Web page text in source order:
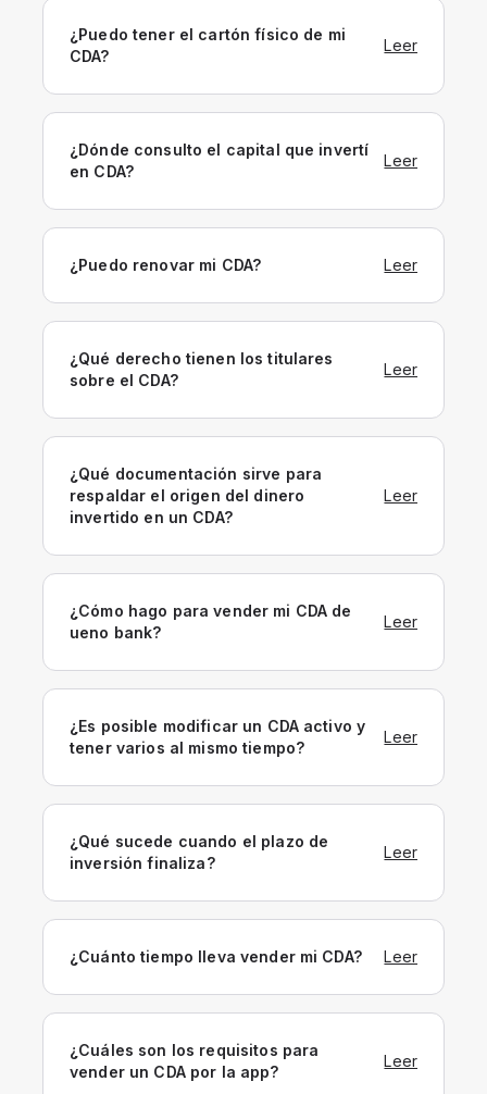
¿Puedo tener el cartón físico de mi
CDA?
Leer
¿Dónde consulto el capital que invertí
en CDA?
Leer
¿Puedo renovar mi CDA? Leer
¿Qué derecho tienen los titulares
sobre el CDA?
Leer
¿Qué documentación sirve para
respaldar el origen del dinero
invertido en un CDA?
Leer
¿Cómo hago para vender mi CDA de
ueno bank?
Leer
¿Es posible modificar un CDA activo y
tener varios al mismo tiempo?
Leer
¿Qué sucede cuando el plazo de
inversión finaliza?
Leer
¿Cuánto tiempo lleva vender mi CDA? Leer
¿Cuáles son los requisitos para
vender un CDA por la app?
Leer